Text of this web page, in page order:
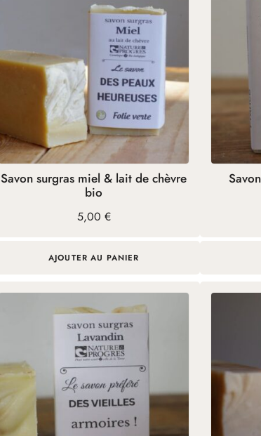
Savon surgras miel & lait de chèvre
bio
5,00 €
AJOUTER AU PANIER